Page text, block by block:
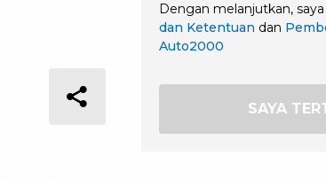
Dengan melanjutkan,
dan Ketentuan dan
Auto2000
SAYA